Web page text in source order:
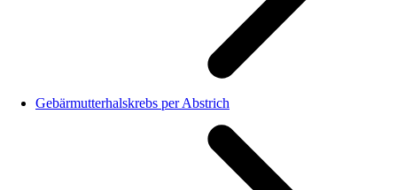
Gebärmutterhalskrebs per Abstrich